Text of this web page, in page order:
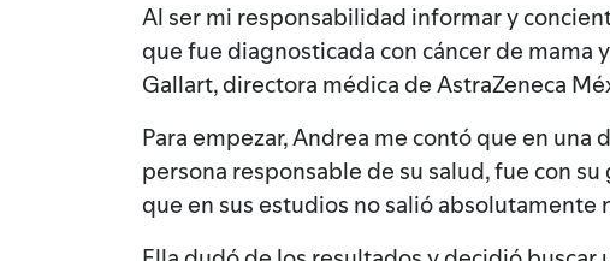
Al ser mi responsabilidad informar y
que fue diagnosticada con cáncer de
Gallart, directora médica de AstraZeneca
Para empezar, Andrea me contó que en
persona responsable de su salud, fue con
que en sus estudios no salió absolutamente